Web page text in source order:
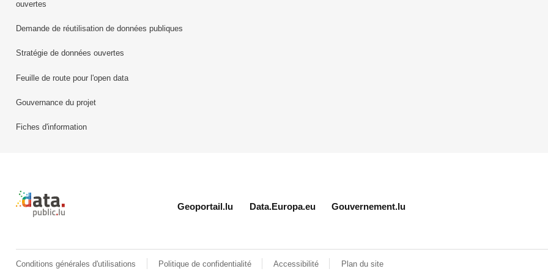
ouvertes
Demande de réutilisation de données publiques
Stratégie de données ouvertes
Feuille de route pour l'open data
Gouvernance du projet
Fiches d'information
Retour à l'accueil de data.public.lu
Geoportail.lu Data.Europa.eu Gouvernement.lu
Conditions générales d'utilisations Politique de confidentialité Accessibilité Plan du site